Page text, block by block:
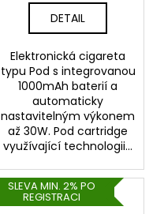
DETAIL
Elektronická cigareta
typu Pod s integrovanou
1000mAh baterií a
automaticky
nastavitelným výkonem
až 30W. Pod cartridge
využívající technologii...
SLEVA MIN. 2% PO
REGISTRACI